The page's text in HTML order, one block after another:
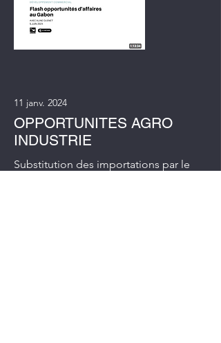
11 janv. 2024
OPPORTUNITES AGRO
INDUSTRIE
Substitution des importations par le